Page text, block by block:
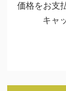
価格をお支
キャ